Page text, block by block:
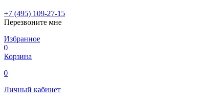
+7 (495) 109-27-15
Перезвоните мне
Избранное
0
Корзина
0
Личный кабинет